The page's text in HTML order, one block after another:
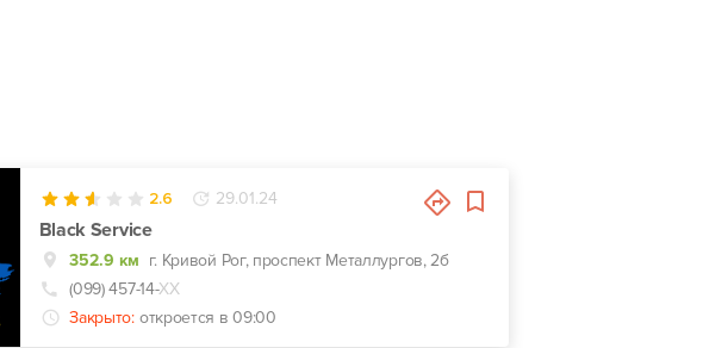
2.6 29.01.24
Black Service
352.9 км г. Кривой Рог, проспект Металлургов, 2б
(099) 457-14-ХХ
Закрыто: откроется в 09:00